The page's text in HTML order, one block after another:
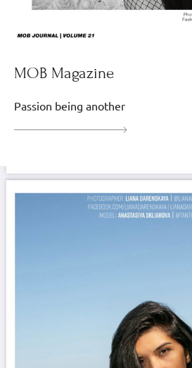
MOB Magazine
Passion being another